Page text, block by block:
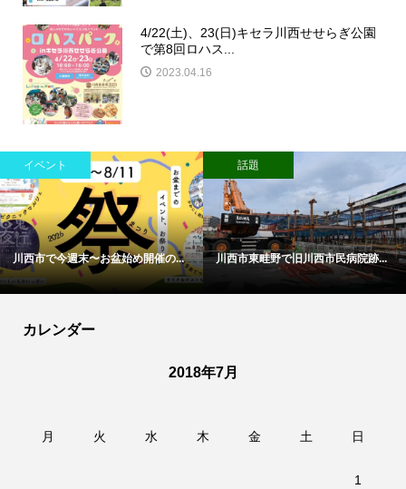
4/22(土)、23(日)キセラ川西せせらぎ公園
で第8回ロハス...
2023.04.16
イベント
川西市で今週末〜お盆始め開催の...
話題
川西市東畦野で旧川西市民病院跡...
カレンダー
2018年7月
月 火 水 木 金 土 日
1